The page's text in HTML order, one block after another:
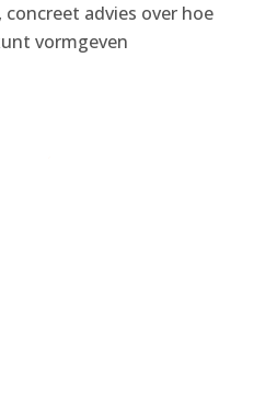
advies over hoe
vormgeven